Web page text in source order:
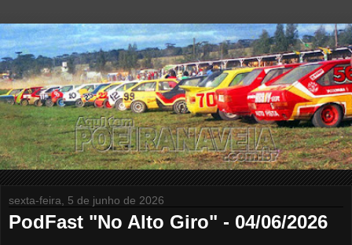
sexta-feira, 5 de junho de 2026
PodFast "No Alto Giro" - 04/06/2026